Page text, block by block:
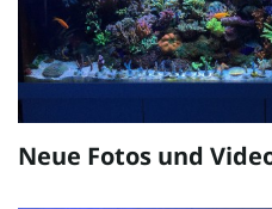
Neue Fotos und